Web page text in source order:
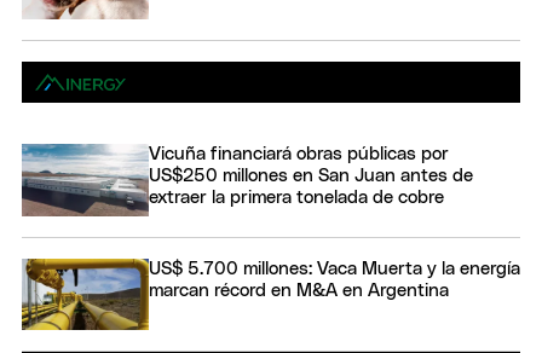
Vicuña financiará obras públicas por
US$250 millones en San Juan antes de
extraer la primera tonelada de cobre
US$ 5.700 millones: Vaca Muerta y la energía
marcan récord en M&A en Argentina